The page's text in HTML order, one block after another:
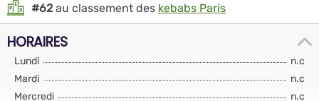
#62au classement des kebabs Paris
HORAIRES
Lundi
n.c
Mardi
n.c
Mercredi
n.c